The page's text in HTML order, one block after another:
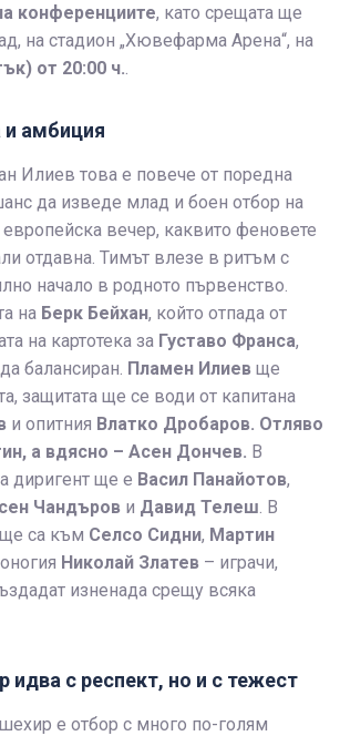
конференциите, като срещата ще
на стадион „Хювефарма Арена“, на
от 20:00 ч..
и амбиция
Илиев това е повече от поредна
да изведе млад и боен отбор на
вечер, каквито феновете
отдавна. Тимът влезе в ритъм с
начало в родното първенство.
на Берк Бейхан, който отпада от
на картотека за Густаво Франса,
балансиран. Пламен Илиев ще
защитата ще се води от капитана
и опитния Влатко Дробаров. Отляво
а вдясно – Асен Дончев. В
диригент ще е Васил Панайотов,
Чандъров и Давид Телеш. В
ще са към Селсо Сидни, Мартин
Николай Златев – играчи,
изненада срещу всяка
идва с респект, но и с тежест
е отбор с много по-голям